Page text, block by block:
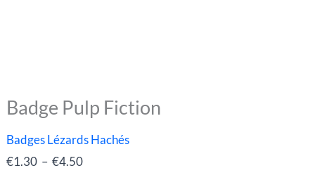
Badge Pulp Fiction
Badges Lézards Hachés
€1.30 – €4.50
Plage
quantité
Badge